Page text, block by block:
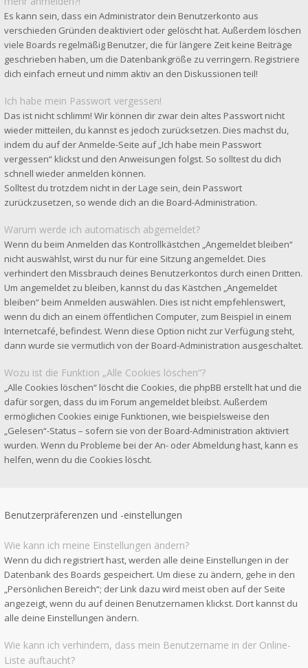
Es kann sein, dass ein Administrator dein Benutzerkonto aus
verschieden Gründen deaktiviert oder gelöscht hat. Außerdem löschen
viele Boards regelmäßig Benutzer, die für längere Zeit keine Beiträge
geschrieben haben, um die Datenbankgröße zu verringern. Registriere
dich einfach erneut und nimm aktiv an den Diskussionen teil!
Ich habe mein Passwort vergessen!
Das ist nicht schlimm! Wir können dir zwar dein altes Passwort nicht
wieder mitteilen, du kannst es jedoch zurücksetzen. Dies machst du,
indem du auf der Anmelde-Seite auf „Ich habe mein Passwort
vergessen“ klickst und den Anweisungen folgst. So solltest du dich
schnell wieder anmelden können.
Solltest du trotzdem nicht in der Lage sein, dein Passwort
zurückzusetzen, so wende dich an die Board-Administration.
Warum werde ich automatisch abgemeldet?
Wenn du beim Anmelden das Kontrollkästchen „Angemeldet bleiben“
nicht auswählst, wirst du nur für eine Sitzung angemeldet. Dies
verhindert den Missbrauch deines Benutzerkontos durch einen Dritten.
Um angemeldet zu bleiben, kannst du das Kästchen „Angemeldet
bleiben“ beim Anmelden auswählen. Dies ist nicht empfehlenswert,
wenn du dich an einem öffentlichen Computer, zum Beispiel in einem
Internetcafé, befindest. Wenn diese Option nicht zur Verfügung steht,
dann wurde sie vermutlich von der Board-Administration ausgeschaltet.
Wozu ist die Funktion „Alle Cookies löschen“?
„Alle Cookies löschen“ löscht die Cookies, die phpBB erstellt hat und die
dafür sorgen, dass du im Forum angemeldet bleibst. Außerdem
ermöglichen Cookies einige Funktionen, wie beispielsweise den
„Gelesen“-Status – sofern sie von der Board-Administration aktiviert
wurden. Wenn du Probleme bei der An- oder Abmeldung hast, kann es
helfen, wenn du die Cookies löscht.
Benutzerpräferenzen und -einstellungen
Wie kann ich meine Einstellungen ändern?
Wenn du dich registriert hast, werden alle deine Einstellungen in der
Datenbank des Boards gespeichert. Um diese zu ändern, gehe in den
„Persönlichen Bereich“; der Link dazu wird meist oben auf der Seite
angezeigt, wenn du auf deinen Benutzernamen klickst. Dort kannst du
alle deine Einstellungen ändern.
Wie kann ich verhindern, dass mein Benutzername in der Online-
Liste auftaucht?